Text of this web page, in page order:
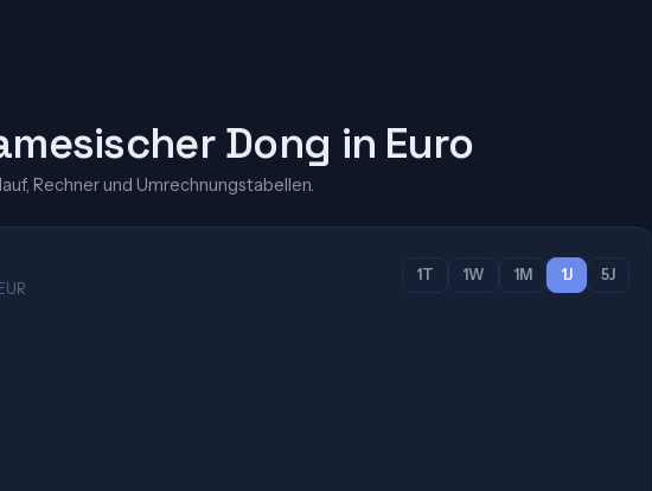
Dong in Euro
Rechner und Umrechnungstabellen.
1T 1W 1M 1J 5J